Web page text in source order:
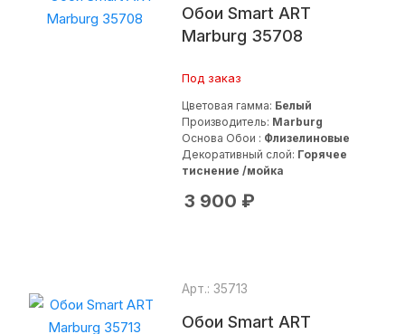
Обои Smart ART
Marburg 35708
Под заказ
Цветовая гамма: Белый
Производитель: Marburg
Основа Обои : Флизелиновые
Декоративный слой: Горячее
тиснение /мойка
3 900 ₽
Обои Smart ART
Арт.: 35713